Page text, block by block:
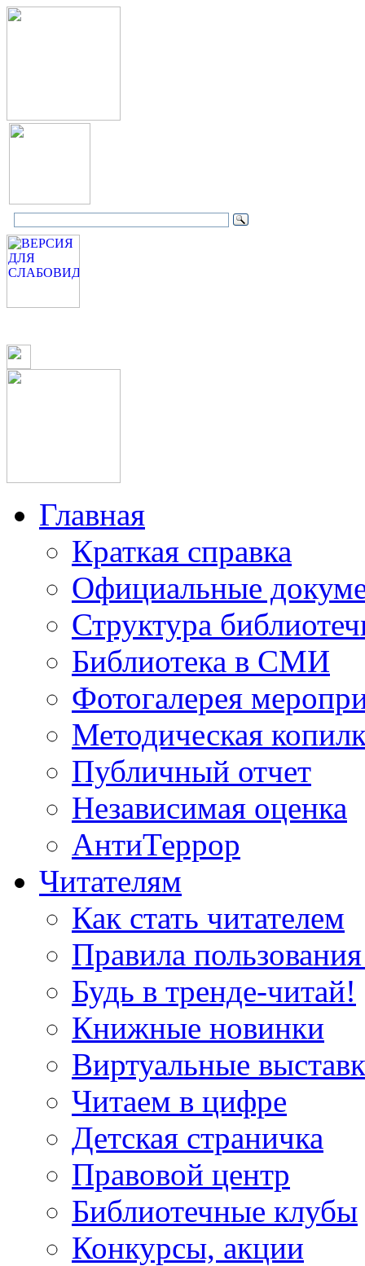
Главная
Краткая справка
Официальные
Структура
Библиотека в СМИ
Фотогалерея
Методическая
Публичный отчет
Независимая оценка
АнтиТеррор
Читателям
Как стать читателем
Правила
Будь в тренде-читай!
Книжные новинки
Виртуальные
Читаем в цифре
Детская страничка
Правовой центр
Библиотечные клубы
Конкурсы, акции